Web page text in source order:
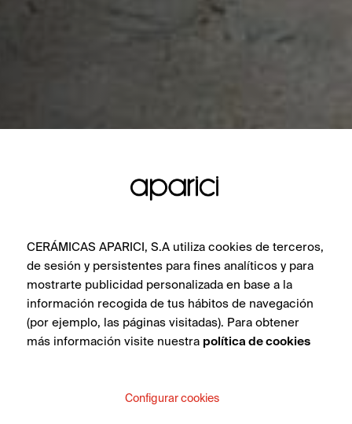
CERÁMICAS APARICI, S.A utiliza cookies de terceros,
de sesión y persistentes para fines analíticos y para
mostrarte publicidad personalizada en base a la
información recogida de tus hábitos de navegación
(por ejemplo, las páginas visitadas). Para obtener
más información visite nuestra política de cookies
Configurar cookies